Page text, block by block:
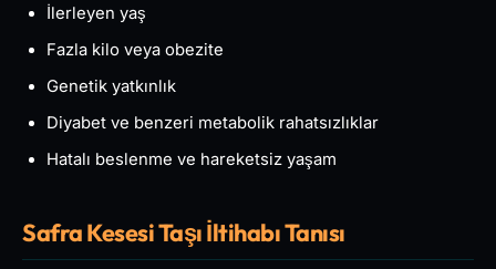
İlerleyen yaş
Fazla kilo veya obezite
Genetik yatkınlık
Diyabet ve benzeri metabolik rahatsızlıklar
Hatalı beslenme ve hareketsiz yaşam
Safra Kesesi Taşı İltihabı Tanısı